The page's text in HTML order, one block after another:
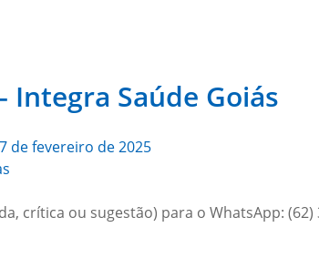
Integra Saúde Goiás
de fevereiro de 2025
crítica ou sugestão) para o WhatsApp: